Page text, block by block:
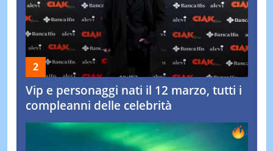
Vip e personaggi nati il 12 marzo, tutti i
compleanni delle celebrità